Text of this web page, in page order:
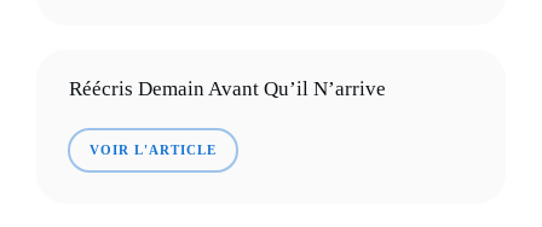
Réécris Demain Avant Qu’il N’arrive
VOIR L'ARTICLE